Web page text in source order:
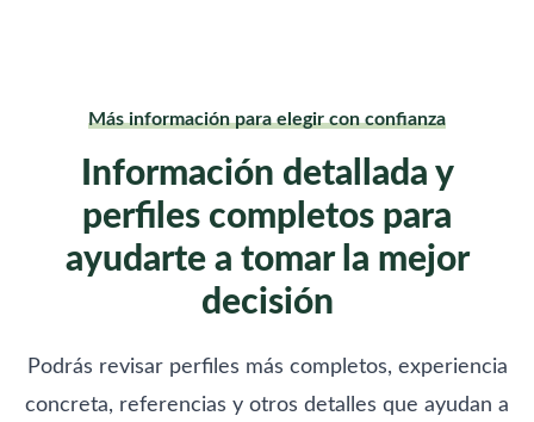
Más información para elegir con confianza
Información detallada y
perfiles completos para
ayudarte a tomar la mejor
decisión
Podrás revisar perfiles más completos, experiencia
concreta, referencias y otros detalles que ayudan a